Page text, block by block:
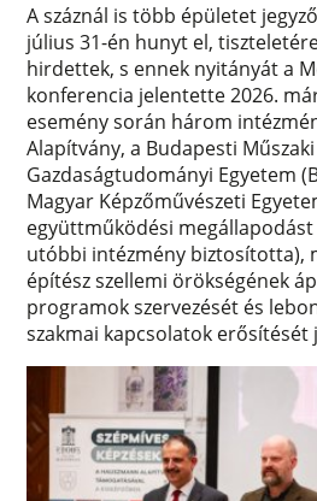
A száznál is több épületet
július 31-én hunyt el,
hirdettek, s ennek nyitányát a
konferencia jelentette 2026.
esemény során három
Alapítvány, a Budapesti
Gazdaságtudományi Egyetem
Magyar Képzőművészeti
együttműködési
utóbbi intézmény biztosította),
építész szellemi örökségének
programok szervezését és
szakmai kapcsolatok erősítését